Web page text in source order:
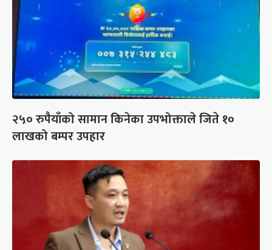
२५० रुपैयाँको सामान किनेका उपभोक्ताले जिते १०
लाखको बम्पर उपहार